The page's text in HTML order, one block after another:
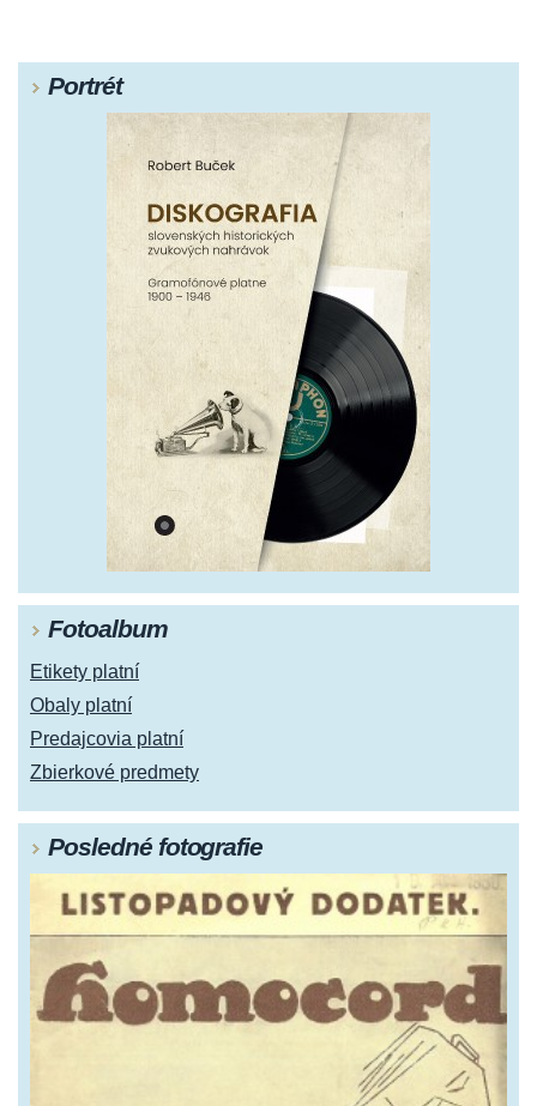
Portrét
Fotoalbum
Etikety platní
Obaly platní
Predajcovia platní
Zbierkové predmety
Posledné fotografie